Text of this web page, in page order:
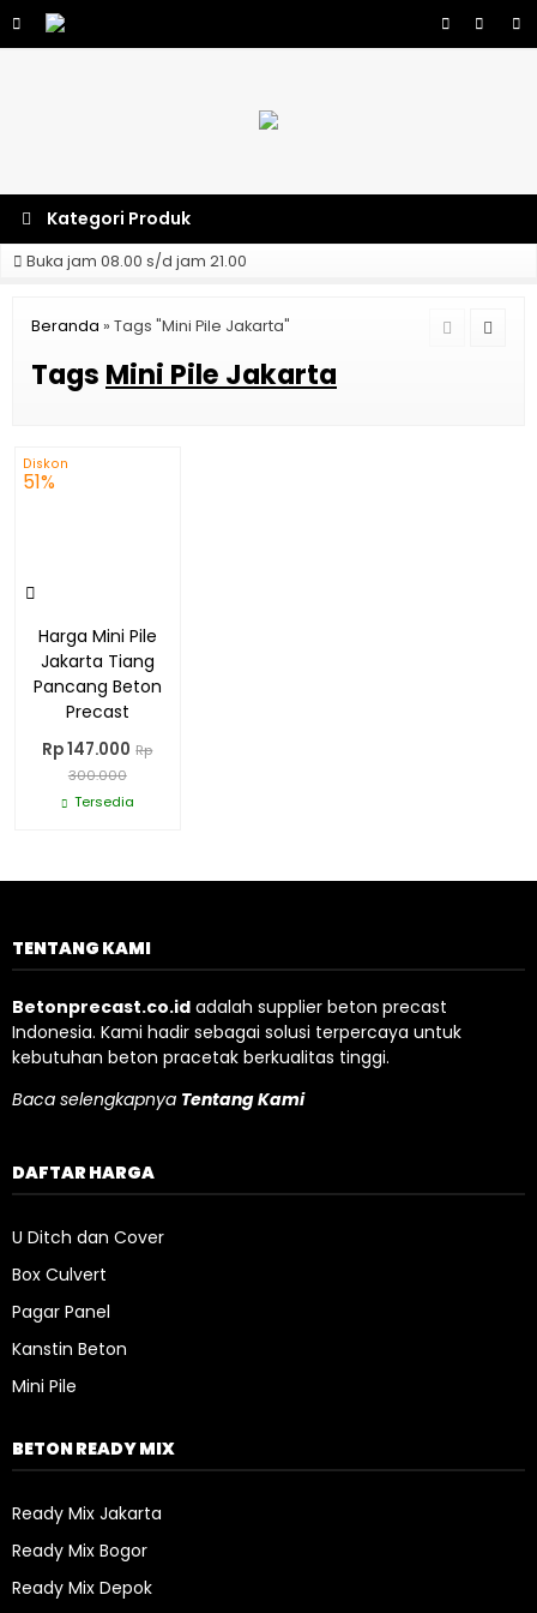
Kategori Produk
Buka jam 08.00 s/d jam 21.00
Beranda » Tags "Mini Pile Jakarta"
Tags Mini Pile Jakarta
Diskon
51%
Harga Mini Pile
Jakarta Tiang
Pancang Beton
Precast
Rp 147.000 Rp
300.000
Tersedia
TENTANG KAMI
Betonprecast.co.id adalah supplier beton precast
Indonesia. Kami hadir sebagai solusi terpercaya untuk
kebutuhan beton pracetak berkualitas tinggi.
Baca selengkapnya Tentang Kami
DAFTAR HARGA
U Ditch dan Cover
Box Culvert
Pagar Panel
Kanstin Beton
Mini Pile
BETON READY MIX
Ready Mix Jakarta
Ready Mix Bogor
Ready Mix Depok